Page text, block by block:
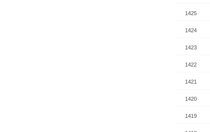
1425
1424
1423
1422
1421
1420
1419